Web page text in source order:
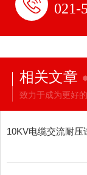
021-
相关文章
致力于成为更好
10KV电缆交流耐压